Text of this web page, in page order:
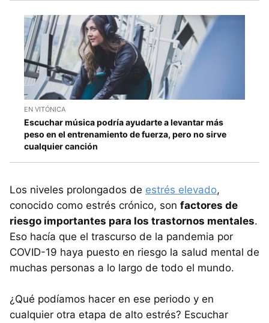
EN VITÓNICA
Escuchar música podría ayudarte a levantar más
peso en el entrenamiento de fuerza, pero no sirve
cualquier canción
Los niveles prolongados de estrés elevado,
conocido como estrés crónico, son factores de
riesgo importantes para los trastornos mentales.
Eso hacía que el trascurso de la pandemia por
COVID-19 haya puesto en riesgo la salud mental de
muchas personas a lo largo de todo el mundo.
¿Qué podíamos hacer en ese periodo y en
cualquier otra etapa de alto estrés? Escuchar